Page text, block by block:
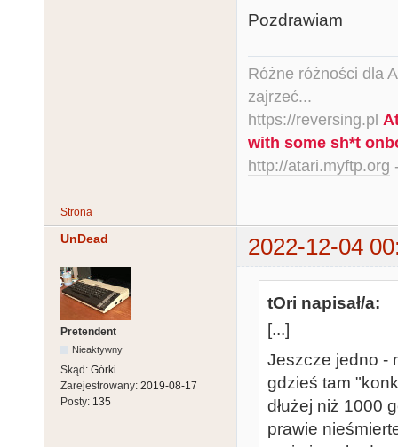
Pozdrawiam
Różne różności dla
zajrzeć...
https://reversing.pl
with some sh*t
http://atari.myftp.org
Strona
UnDead 2022-12-04
Pretendent
Nieaktywny
Skąd: Górki
Zarejestrowany: 2019-08-17
Posty: 135
tOri napisał/a:
[...]
Jeszcze jedno -
gdzieś tam
dłużej niż 1000
prawie